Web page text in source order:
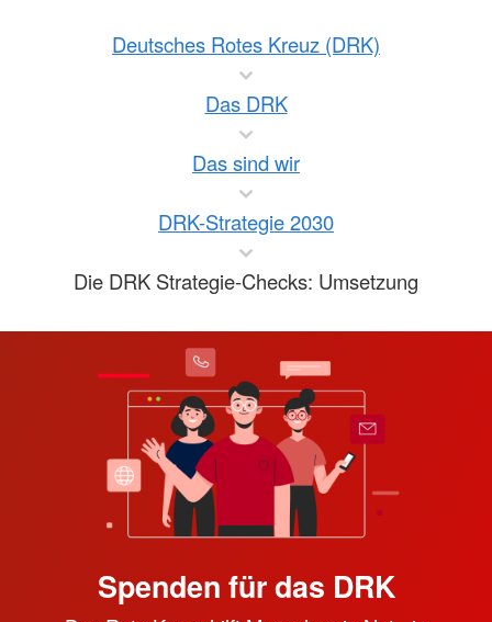
Deutsches Rotes Kreuz (DRK)
Das DRK
Das sind wir
DRK-Strategie 2030
Die DRK Strategie-Checks: Umsetzung
Spenden für das DRK